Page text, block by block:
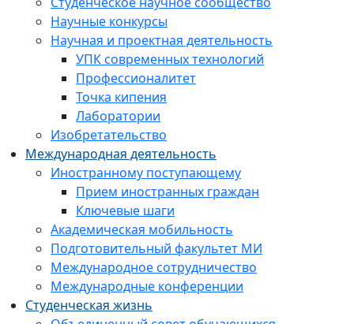
Научные конкурсы
Научная и проектная деятельность
УПК современных технологий
Профессионалитет
Точка кипения
Лаборатории
Изобретательство
Международная деятельность
Иностранному поступающему
Прием иностранных граждан
Ключевые шаги
Академическая мобильность
Подготовительный факультет МИ
Международное сотрудничество
Международные конференции
Студенческая жизнь